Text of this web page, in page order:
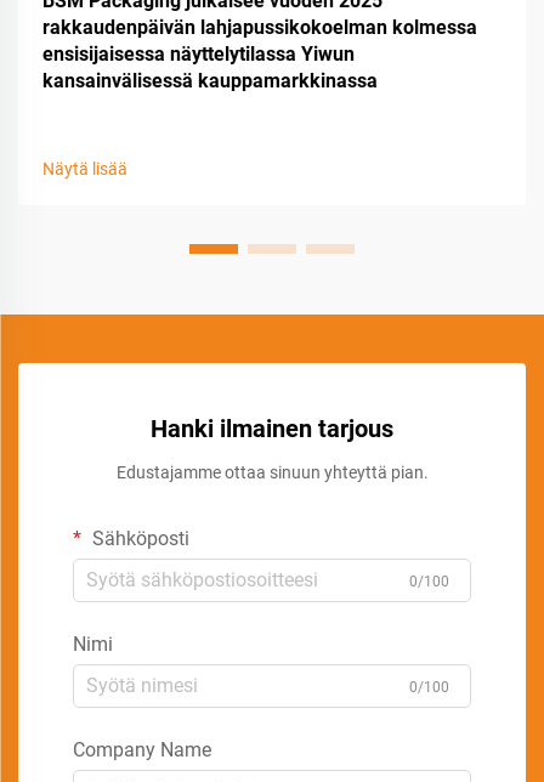
rakkaudenpäivän lahjapussikokoelman kolmessa
ensisijaisessa näyttelytilassa Yiwun
kansainvälisessä kauppamarkkinassa
Näytä lisää
Hanki ilmainen tarjous
Edustajamme ottaa sinuun yhteyttä pian.
Sähköposti
0/100
Nimi
0/100
Company Name